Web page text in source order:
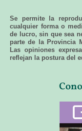
Se permite la
cualquier forma o
de lucro, sin que sea
parte de la Provincia
Las opiniones
reflejan la postura del